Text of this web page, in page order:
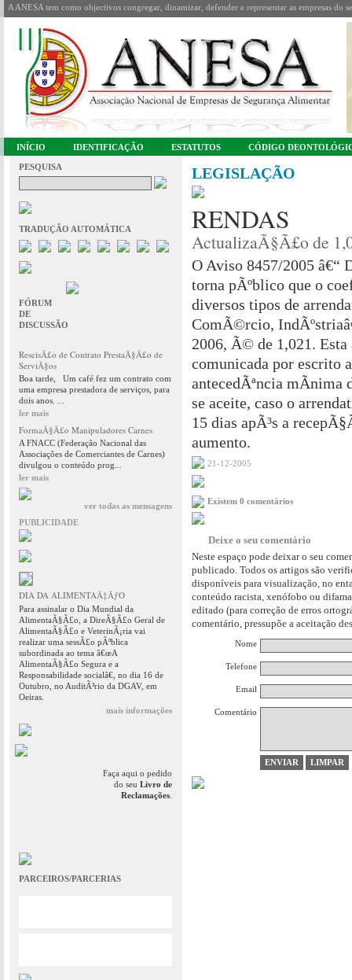
A ANESA tem como objectivos congregar, dinamizar, defender e representar as empresas
INÍCIO IDENTIFICAÇÃO ESTATUTOS CÓDIGO
PESQUISA
TRADUÇÃO AUTOMÁTICA
FÓRUM
DE
DISCUSSÃO
RescisÃ£o de Contrato PrestaÃ§Ã£o de
ServiÃ§os
Boa tarde, Um café fez um contrato com
uma empresa prestadora de serviços, para
dois anos. ...
ler mais
FormaÃ§Ã£o Manipuladores Carnes
A FNACC (Federação Nacional das
Associações de Comerciantes de Carnes)
divulgou o conteúdo prog...
ler mais
ver todas as mensagens
PUBLICIDADE
DIA DA ALIMENTAÃ‡ÃƒO
Para assinalar o Dia Mundial da
AlimentaÃ§Ã£o, a DireÃ§Ã£o Geral de
AlimentaÃ§Ã£o e VeterinÃ¡ria vai
realizar uma sessÃ£o pÃºblica
subordinada ao tema â€œA
AlimentaÃ§Ã£o Segura e a
Responsabilidade socialâ€, no dia 16 de
Outubro, no AuditÃ³rio da DGAV, em
Oeiras.
mais informações
Faça aqui o pedido
do seu Livro de
Reclamações
PARCEIROS/PARCERIAS
LEGISLAÇÃO
RENDAS
ActualizaÃ§Ã£o de
O Aviso 8457/2005 â€“
torna pÃºblico que o
diversos tipos de
ComÃ©rcio,
2006, Ã© de 1,021.
comunicada por escrito
antecedÃªncia mÃ­nima
se aceite, caso o
15 dias apÃ³s a
aumento.
21-12-2005
Existem 0 comentários
Deixe o seu comentário
Neste espaço pode deixar o seu
publicado. Todos os artigos são
disponíveis para visualização, no
conteúdo racista, xenófobo ou
editado (para correção de erros
comentário, pressupõe a aceitação
Nome
Telefone
Email
Comentário